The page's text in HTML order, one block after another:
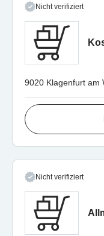
Nicht verifiziert
9020 Klagenfurt am
Nicht verifiziert